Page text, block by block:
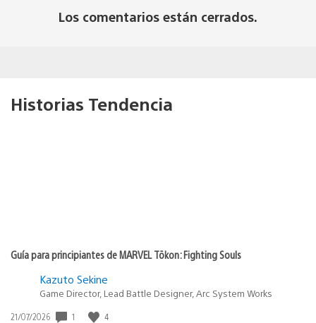
Los comentarios están cerrados.
Historias Tendencia
Guía para principiantes de MARVEL Tōkon: Fighting Souls
Kazuto Sekine
Game Director, Lead Battle Designer, Arc System Works
Fecha
21/07/2026 1 4